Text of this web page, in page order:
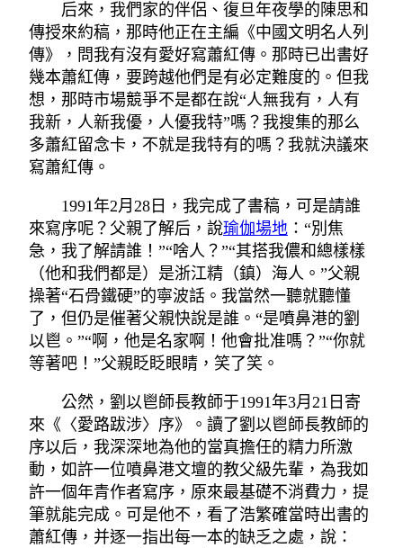
后來，我們家的伴侶、復旦年夜學的陳思和
傳授來約稿，那時他正在主編《中國文明名人列
傳》，問我有沒有愛好寫蕭紅傳。那時已出書好
幾本蕭紅傳，要跨越他們是有必定難度的。但我
想，那時市場競爭不是都在說“人無我有，人有
我新，人新我優，人優我特”嗎？我搜集的那么
多蕭紅留念卡，不就是我特有的嗎？我就決議來
寫蕭紅傳。
1991年2月28日，我完成了書稿，可是請誰
來寫序呢？父親了解后，說瑜伽場地 ：“別焦
急，我了解請誰！”“啥人？”“其搭我儂和總樣樣
（他和我們都是）是浙江精（鎮）海人。”父親
操著“石骨鐵硬”的寧波話。我當然一聽就聽懂
了，但仍是催著父親快說是誰。“是噴鼻港的劉
以鬯。”“啊，他是名家啊！他會批准嗎？”“你就
等著吧！”父親眨眨眼睛，笑了笑。
公然，劉以鬯師長教師于1991年3月21日寄
來《〈愛路跋涉〉序》。讀了劉以鬯師長教師的
序以后，我深深地為他的當真擔任的精力所激
動，如許一位噴鼻港文壇的教父級先輩，為我如
許一個年青作者寫序，原來最基礎不消費力，提
筆就能完成。可是他不，看了浩繁確當時出書的
蕭紅傳，并逐一指出每一本的缺乏之處，說：